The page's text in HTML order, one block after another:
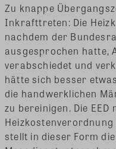
Zu knappe
Inkrafttreten: Die
nachdem der
ausgesprochen hatte,
verabschiedet und
hätte sich besser
die handwerklichen
zu bereinigen. Die
stellt in dieser Form